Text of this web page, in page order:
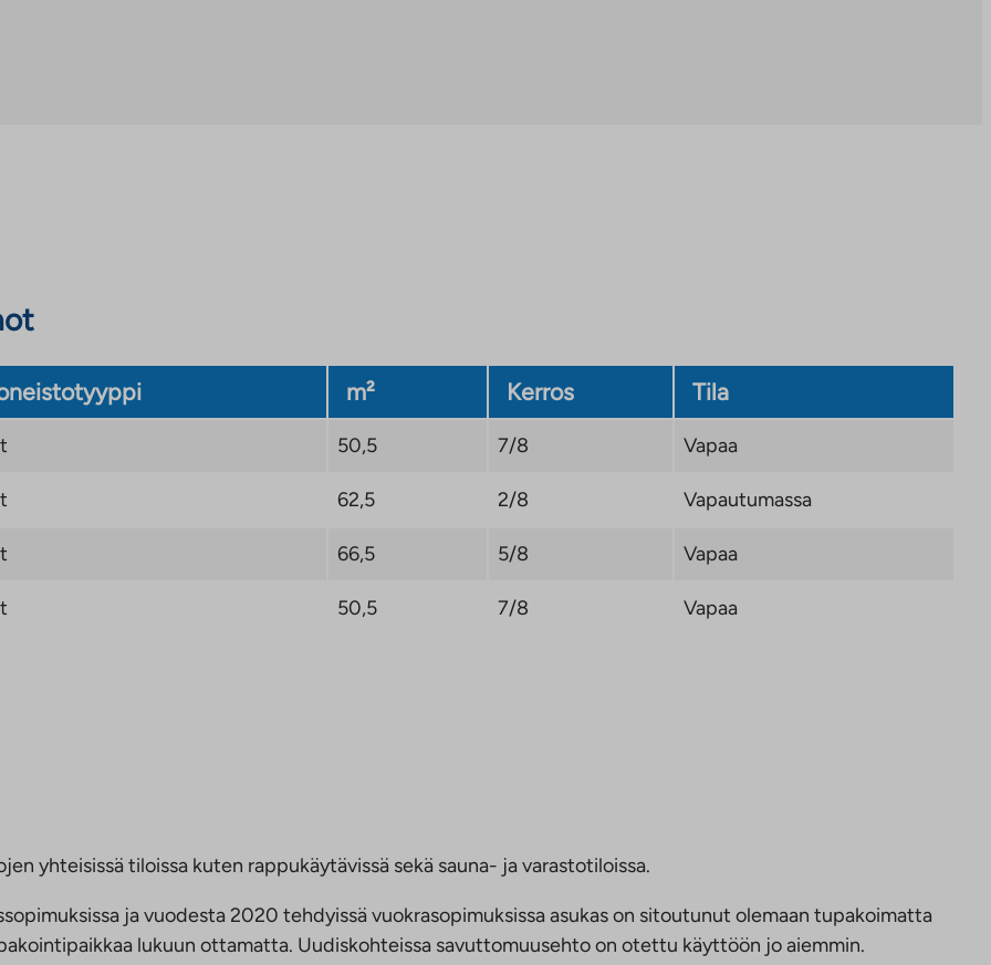
m² Kerros Tila
50,5 7/8 Vapaa
62,5 2/8 Vapautumassa
66,5 5/8 Vapaa
50,5 7/8 Vapaa
yhteisissä tiloissa kuten rappukäytävissä sekä sauna- ja varastotiloissa.
ja vuodesta 2020 tehdyissä vuokrasopimuksissa asukas on sitoutunut olemaan tupakoimatta
lukuun ottamatta. Uudiskohteissa savuttomuusehto on otettu käyttöön jo aiemmin.